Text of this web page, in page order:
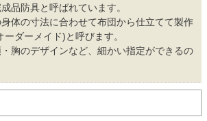
品防具と呼ばれています。
体の寸法に合わせて布団から仕立てて製作
ダーメイド)と呼びます。
胸のデザインなど、細かい指定ができるの